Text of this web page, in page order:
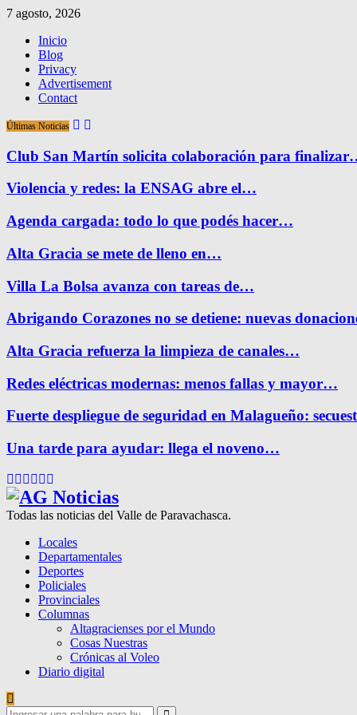
7 agosto, 2026
Inicio
Blog
Privacy
Advertisement
Contact
Últimas Noticias
Club San Martín solicita colaboración para
Violencia y redes: la ENSAG abre el…
Agenda cargada: todo lo que podés hacer…
Alta Gracia se mete de lleno en…
Villa La Bolsa avanza con tareas de…
Abrigando Corazones no se detiene: nuevas
Alta Gracia refuerza la limpieza de canales…
Redes eléctricas modernas: menos fallas y mayor…
Fuerte despliegue de seguridad en Malagueño:
Una tarde para ayudar: llega el noveno…
Facebook
Twitter
Instagram
Pinterest
Google
Todas las noticias del Valle de Paravachasca.
Locales
Departamentales
Deportes
Policiales
Provinciales
Columnas
Altagracienses por el Mundo
Cosas Nuestras
Crónicas al Voleo
Diario digital
Search